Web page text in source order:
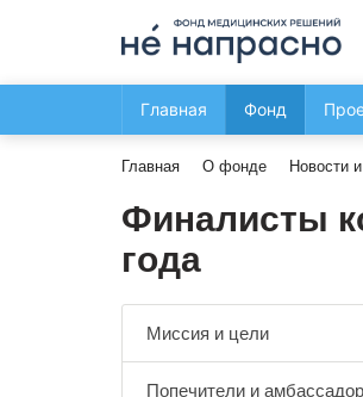
Главная Фонд
Главная О фонде Новости
Финалисты
года
Миссия и цели
Попечители и